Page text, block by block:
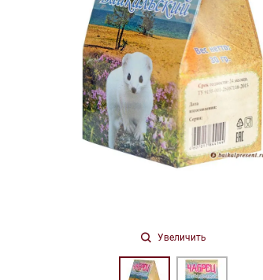
Увеличить